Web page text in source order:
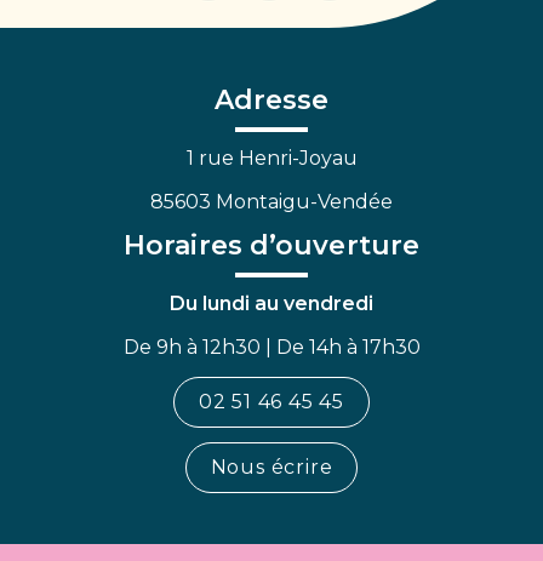
Facebook
Adresse
1 rue Henri-Joyau
85603 Montaigu-Vendée
Horaires d’ouverture
Du lundi au vendredi
De 9h à 12h30 | De 14h à 17h30
02 51 46 45 45
Nous écrire